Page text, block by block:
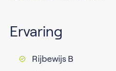
Ervaring
Rijbewijs B